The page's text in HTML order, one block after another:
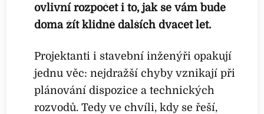
ovlivní rozpočet i to, jak se vám bude
doma žít klidně dalších dvacet let.
Projektanti i stavební inženýři opakují
jednu věc: nejdražší chyby vznikají při
plánování dispozice a technických
rozvodů. Tedy ve chvíli, kdy se řeší,